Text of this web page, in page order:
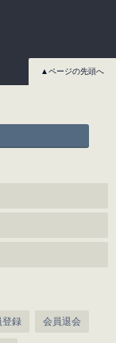
▲ページの先頭へ
登録 会員退会